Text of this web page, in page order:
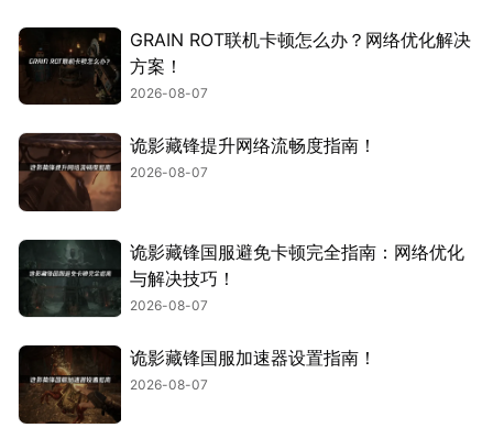
GRAIN ROT联机卡顿怎么办？网络优化解决
方案！
2026-08-07
诡影藏锋提升网络流畅度指南！
2026-08-07
诡影藏锋国服避免卡顿完全指南：网络优化
与解决技巧！
2026-08-07
诡影藏锋国服加速器设置指南！
2026-08-07